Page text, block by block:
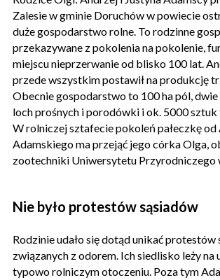
Zalesie w gminie Doruchów w powiecie
duże gospodarstwo rolne. To rodzinne
przekazywane z pokolenia na pokolenie,
miejscu nieprzerwanie od blisko 100 lat.
przede wszystkim postawił na produkcję
Obecnie gospodarstwo to 100 ha pól,
loch prośnych i porodówki i ok. 5000
W rolniczej sztafecie pokoleń pałeczkę od
Adamskiego ma przejąć jego córka Olga,
zootechniki Uniwersytetu Przyrodniczego
Nie było protestów sąsiadów
Rodzinie udało się dotąd unikać protestów
związanych z odorem. Ich siedlisko leży na
typowo rolniczym otoczeniu. Poza tym